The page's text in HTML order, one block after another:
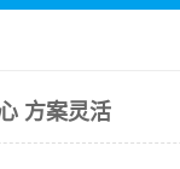
方案灵活